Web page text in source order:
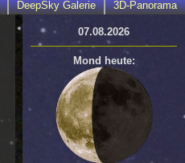
3D-Panorama
DeepSky Galerie
07.08.2026
Mond heute: